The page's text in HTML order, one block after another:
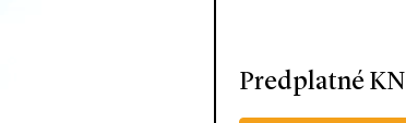
Predplatné KN